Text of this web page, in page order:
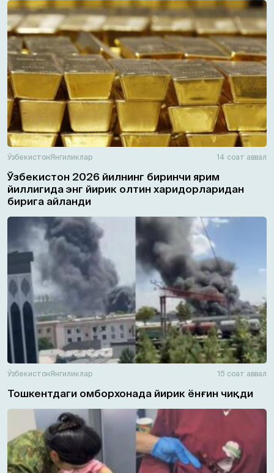
ЎзбекистонЯнгиликлар 14 соат аввал
Ўзбекистон 2026 йилнинг биринчи ярим
йиллигида энг йирик олтин харидорларидан
бирига айланди
ЎзбекистонЯнгиликлар 15 соат аввал
Тошкентдаги омборхонада йирик ёнғин чиқди